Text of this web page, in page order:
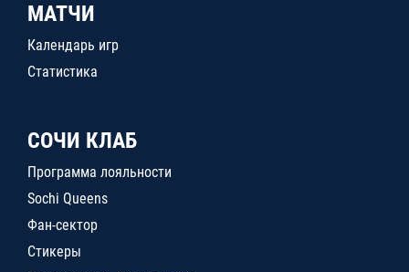
МАТЧИ
Календарь игр
Статистика
СОЧИ КЛАБ
Программа лояльности
Sochi Queens
Фан-сектор
Стикеры